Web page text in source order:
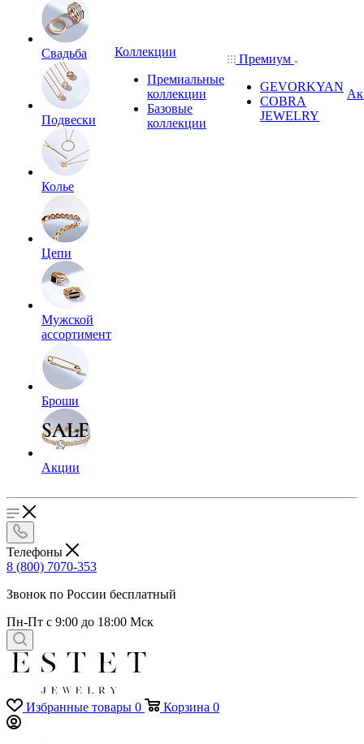
Свадьба
Подвески
Колье
Цепи
Мужской
ассортимент
Броши
Акции
Коллекции
Премиальные
коллекции
Базовые
коллекции
Премиум
GEVORKYAN
COBRA
JEWELRY
Телефоны
8 (800) 7070-353
Звонок по России бесплатный
Пн-Пт с 9:00 до 18:00 Мск
Избранные товары 0 Корзина 0